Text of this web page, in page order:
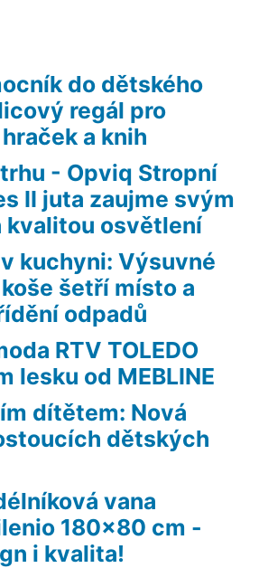
do dětského
regál pro
a knih
- Opviq Stropní
II juta zaujme svým
kvalitou osvětlení
kuchyni: Výsuvné
šetří místo a
odpadů
RTV TOLEDO
lesku od MEBLINE
dítětem: Nová
dětských
vana
180×80 cm -
i kvalita!